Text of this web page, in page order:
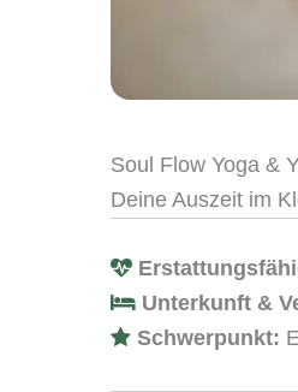
Soul Flow Yoga &
Deine Auszeit im
Unterkunft &
Schwerpunkt: